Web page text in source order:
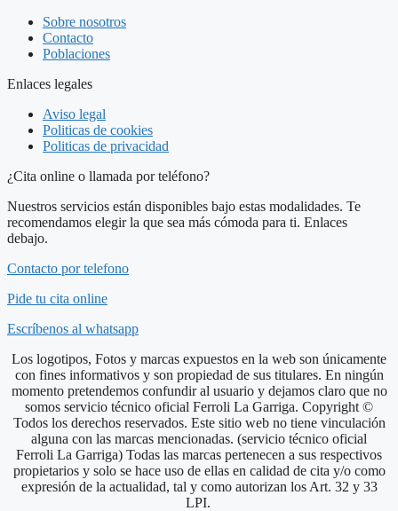
Sobre nosotros
Contacto
Poblaciones
Enlaces legales
Aviso legal
Politicas de cookies
Politicas de privacidad
¿Cita online o llamada por teléfono?
Nuestros servicios están disponibles bajo estas modalidades. Te
recomendamos elegir la que sea más cómoda para ti. Enlaces
debajo.
Contacto por telefono
Pide tu cita online
Escríbenos al whatsapp
Los logotipos, Fotos y marcas expuestos en la web son únicamente
con fines informativos y son propiedad de sus titulares. En ningún
momento pretendemos confundir al usuario y dejamos claro que no
somos servicio técnico oficial Ferroli La Garriga. Copyright ©
Todos los derechos reservados. Este sitio web no tiene vinculación
alguna con las marcas mencionadas. (servicio técnico oficial
Ferroli La Garriga) Todas las marcas pertenecen a sus respectivos
propietarios y solo se hace uso de ellas en calidad de cita y/o como
expresión de la actualidad, tal y como autorizan los Art. 32 y 33
LPI.